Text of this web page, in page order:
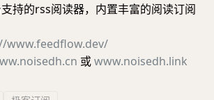
持的rss阅读器，内置丰富的阅读订阅
www.feedflow.dev/
或www.noisedh.link